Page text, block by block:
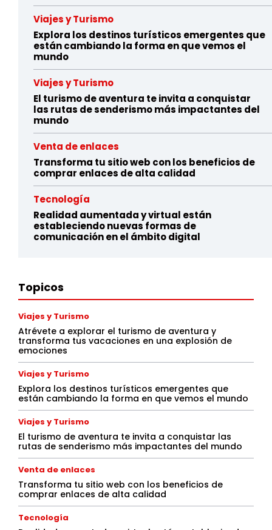
Viajes y Turismo
Explora los destinos turísticos emergentes que
están cambiando la forma en que vemos el
mundo
Viajes y Turismo
El turismo de aventura te invita a conquistar
las rutas de senderismo más impactantes del
mundo
Venta de enlaces
Transforma tu sitio web con los beneficios de
comprar enlaces de alta calidad
Tecnología
Realidad aumentada y virtual están
estableciendo nuevas formas de
comunicación en el ámbito digital
Topicos
Viajes y Turismo
Atrévete a explorar el turismo de aventura y
transforma tus vacaciones en una explosión de
emociones
Viajes y Turismo
Explora los destinos turísticos emergentes que
están cambiando la forma en que vemos el mundo
Viajes y Turismo
El turismo de aventura te invita a conquistar las
rutas de senderismo más impactantes del mundo
Venta de enlaces
Transforma tu sitio web con los beneficios de
comprar enlaces de alta calidad
Tecnología